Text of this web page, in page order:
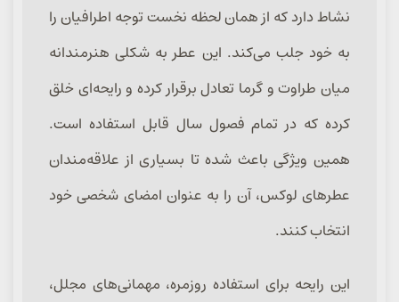
نشاط دارد که از همان لحظه نخست توجه اطرافیان را
به خود جلب می‌کند. این عطر به شکلی هنرمندانه
میان طراوت و گرما تعادل برقرار کرده و رایحه‌ای خلق
کرده که در تمام فصول سال قابل استفاده است.
همین ویژگی باعث شده تا بسیاری از علاقه‌مندان
عطرهای لوکس، آن را به عنوان امضای شخصی خود
انتخاب کنند.
این رایحه برای استفاده روزمره، مهمانی‌های مجلل،